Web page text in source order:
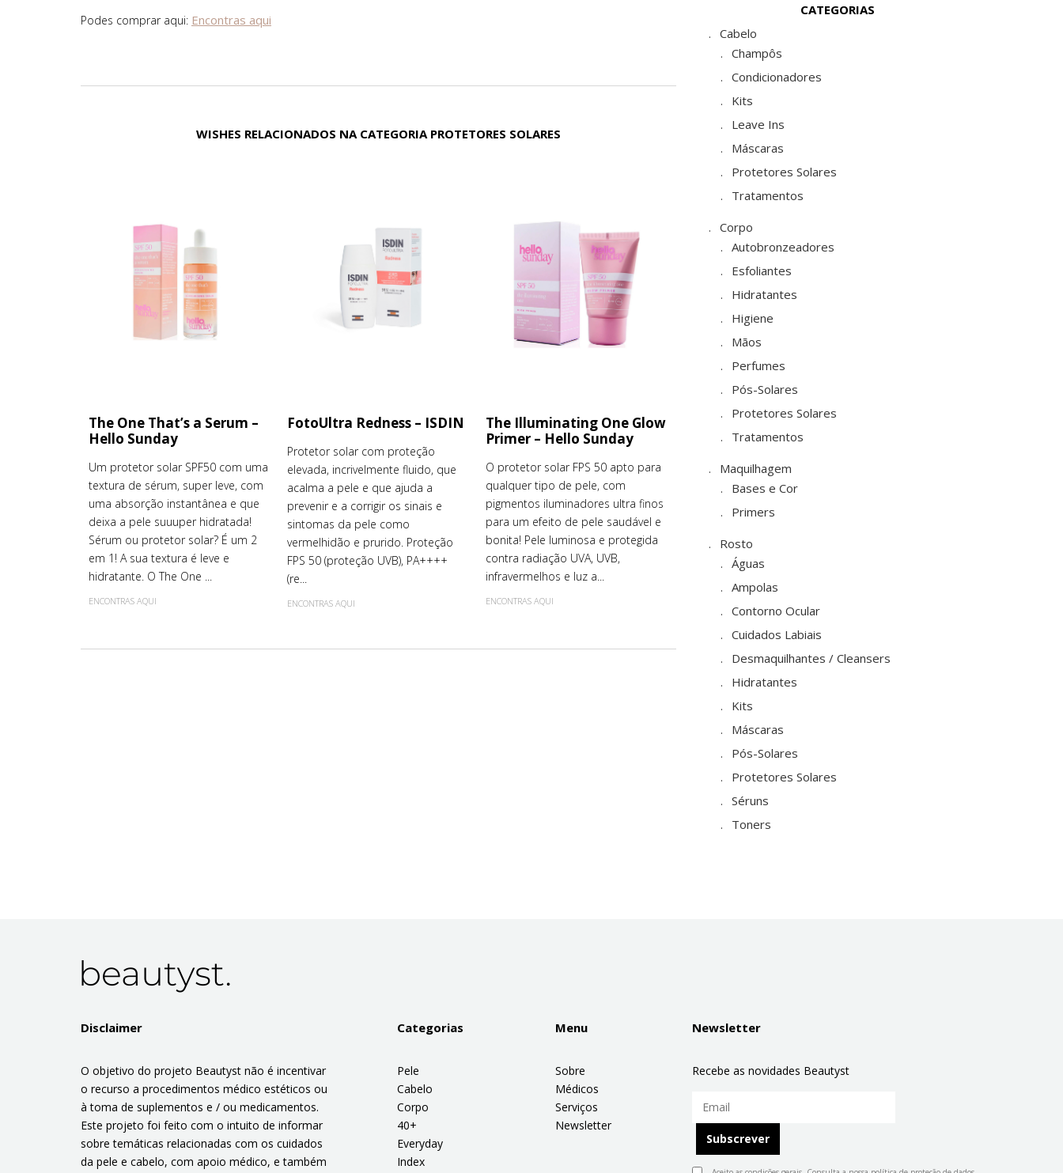
Podes comprar aqui: Encontras aqui
WISHES RELACIONADOS NA CATEGORIA PROTETORES SOLARES
The One That’s a Serum –
Hello Sunday
Um protetor solar SPF50 com uma
textura de sérum, super leve, com
uma absorção instantânea e que
deixa a pele suuuper hidratada!
Sérum ou protetor solar? É um 2
em 1! A sua textura é leve e
hidratante. O The One ...
ENCONTRAS AQUI
FotoUltra Redness – ISDIN
Protetor solar com proteção
elevada, incrivelmente fluido, que
acalma a pele e que ajuda a
prevenir e a corrigir os sinais e
sintomas da pele como
vermelhidão e prurido. Proteção
FPS 50 (proteção UVB), PA++++
(re...
ENCONTRAS AQUI
The Illuminating One Glow
Primer – Hello Sunday
O protetor solar FPS 50 apto para
qualquer tipo de pele, com
pigmentos iluminadores ultra finos
para um efeito de pele saudável e
bonita! Pele luminosa e protegida
contra radiação UVA, UVB,
infravermelhos e luz a...
ENCONTRAS AQUI
CATEGORIAS
Cabelo
Champôs
Condicionadores
Kits
Leave Ins
Máscaras
Protetores Solares
Tratamentos
Corpo
Autobronzeadores
Esfoliantes
Hidratantes
Higiene
Mãos
Perfumes
Pós-Solares
Protetores Solares
Tratamentos
Maquilhagem
Bases e Cor
Primers
Rosto
Águas
Ampolas
Contorno Ocular
Cuidados Labiais
Desmaquilhantes / Cleansers
Hidratantes
Kits
Máscaras
Pós-Solares
Protetores Solares
Séruns
Toners
Disclaimer
O objetivo do projeto Beautyst não é incentivar
o recurso a procedimentos médico estéticos ou
à toma de suplementos e / ou medicamentos.
Este projeto foi feito com o intuito de informar
sobre temáticas relacionadas com os cuidados
da pele e cabelo, com apoio médico, e também
Categorias
Pele
Cabelo
Corpo
40+
Everyday
Index
Menu
Sobre
Médicos
Serviços
Newsletter
Newsletter
Recebe as novidades Beautyst